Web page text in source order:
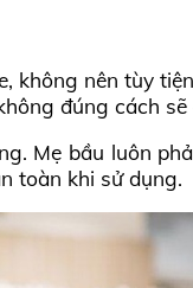
không nên tùy
đúng cách
Mẹ bầu luôn
toàn khi sử dụng.